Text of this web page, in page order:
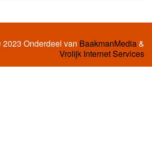
Onderdeel van BaakmanMedia&
Vrolijk Internet Services